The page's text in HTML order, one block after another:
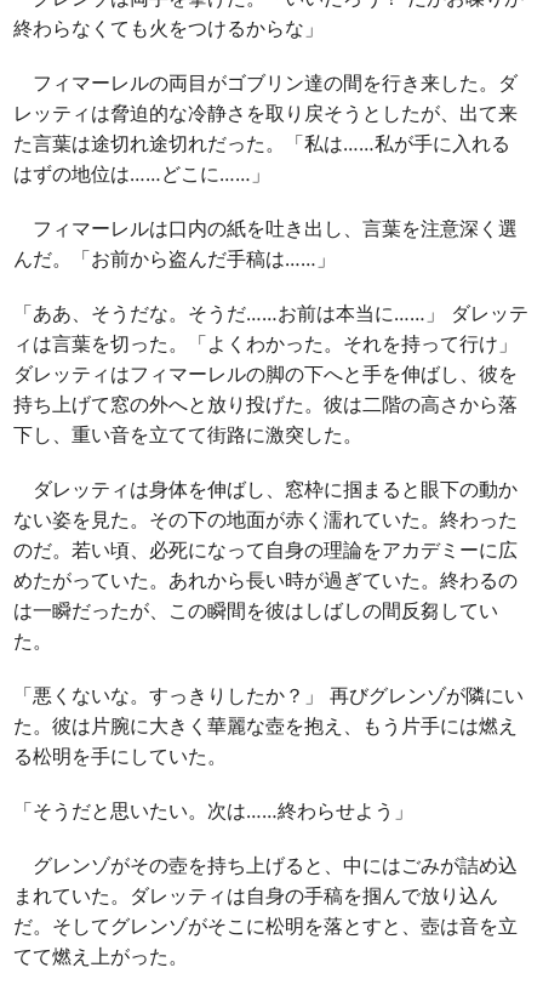
終わらなくても火をつけるからな」
フィマーレルの両目がゴブリン達の間を行き来した。ダ
レッティは脅迫的な冷静さを取り戻そうとしたが、出て来
た言葉は途切れ途切れだった。「私は……私が手に入れる
はずの地位は……どこに……」
フィマーレルは口内の紙を吐き出し、言葉を注意深く選
んだ。「お前から盗んだ手稿は……」
「ああ、そうだな。そうだ……お前は本当に……」 ダレッテ
ィは言葉を切った。「よくわかった。それを持って行け」
ダレッティはフィマーレルの脚の下へと手を伸ばし、彼を
持ち上げて窓の外へと放り投げた。彼は二階の高さから落
下し、重い音を立てて街路に激突した。
ダレッティは身体を伸ばし、窓枠に掴まると眼下の動か
ない姿を見た。その下の地面が赤く濡れていた。終わった
のだ。若い頃、必死になって自身の理論をアカデミーに広
めたがっていた。あれから長い時が過ぎていた。終わるの
は一瞬だったが、この瞬間を彼はしばしの間反芻してい
た。
「悪くないな。すっきりしたか？」 再びグレンゾが隣にい
た。彼は片腕に大きく華麗な壺を抱え、もう片手には燃え
る松明を手にしていた。
「そうだと思いたい。次は……終わらせよう」
グレンゾがその壺を持ち上げると、中にはごみが詰め込
まれていた。ダレッティは自身の手稿を掴んで放り込ん
だ。そしてグレンゾがそこに松明を落とすと、壺は音を立
てて燃え上がった。